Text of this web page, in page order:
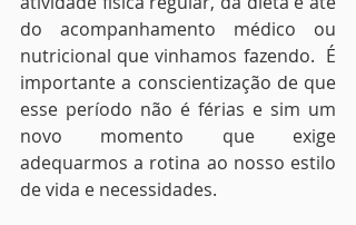
do acompanhamento médico ou
nutricional que vinhamos fazendo.  É
importante a conscientização de que
esse período não é férias e sim um
novo momento que exige
adequarmos a rotina ao nosso estilo
de vida e necessidades.